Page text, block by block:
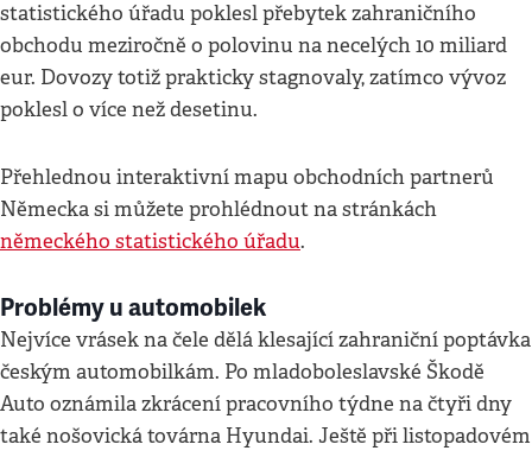
statistického úřadu poklesl přebytek zahraničního
obchodu meziročně o polovinu na necelých 10 miliard
eur. Dovozy totiž prakticky stagnovaly, zatímco vývoz
poklesl o více než desetinu.
Přehlednou interaktivní mapu obchodních partnerů
Německa si můžete prohlédnout na stránkách
německého statistického úřadu.
Problémy u automobilek
Nejvíce vrásek na čele dělá klesající zahraniční poptávka
českým automobilkám. Po mladoboleslavské Škodě
Auto oznámila zkrácení pracovního týdne na čtyři dny
také nošovická továrna Hyundai. Ještě při listopadovém